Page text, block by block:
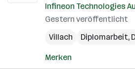
Infineon Technologies
Gestern veröffentlicht
Villach
Diplomarbeit,
Merken